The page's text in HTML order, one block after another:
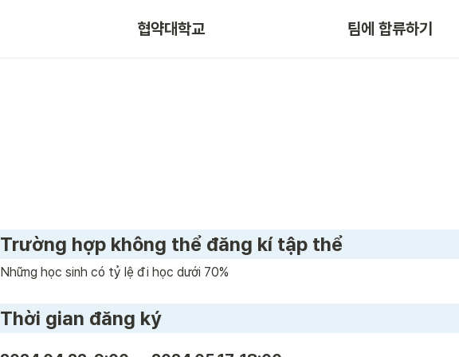
협약대학교 팀에 합류하기
Trường hợp không thể đăng kí tập thể
Những học sinh có tỷ lệ đi học dưới 70%
Thời gian đăng ký